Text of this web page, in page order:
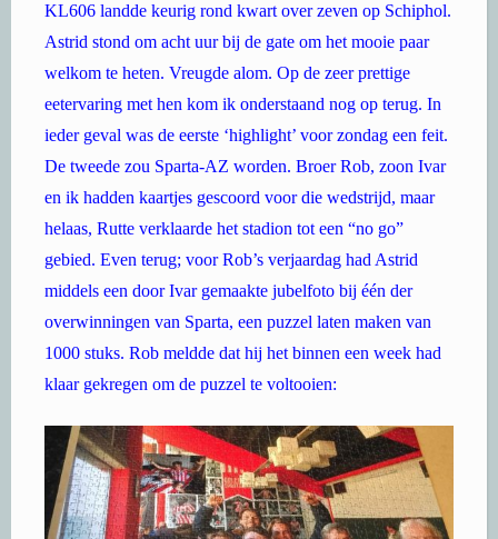
KL606 landde keurig rond kwart over zeven op Schiphol.
Astrid stond om acht uur bij de gate om het mooie paar
welkom te heten. Vreugde alom. Op de zeer prettige
eetervaring met hen kom ik onderstaand nog op terug. In
ieder geval was de eerste ‘highlight’ voor zondag een feit.
De tweede zou Sparta-AZ worden. Broer Rob, zoon Ivar
en ik hadden kaartjes gescoord voor die wedstrijd, maar
helaas, Rutte verklaarde het stadion tot een “no go”
gebied. Even terug; voor Rob’s verjaardag had Astrid
middels een door Ivar gemaakte jubelfoto bij één der
overwinningen van Sparta, een puzzel laten maken van
1000 stuks. Rob meldde dat hij het binnen een week had
klaar gekregen om de puzzel te voltooien: